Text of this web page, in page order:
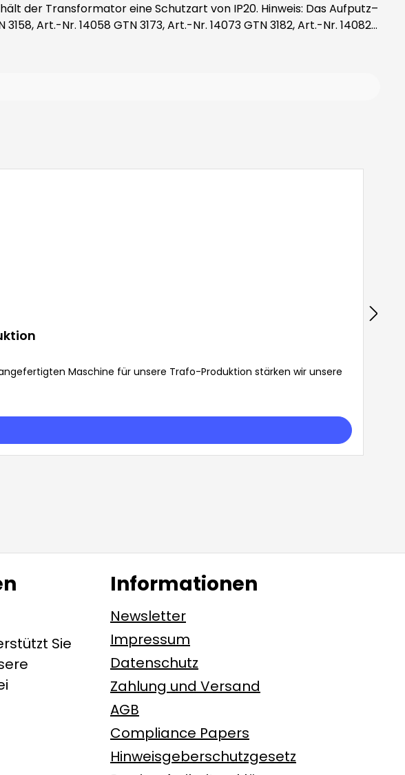
eine Schutzart von IP20. Hinweis: Das Aufputz–
Art.-Nr. 14058 GTN 3173, Art.-Nr. 14073 GTN 3182, Art.-Nr. 14082
14083
Maschine für unsere Trafo-Produktion stärken wir unsere
Sie
Informationen
Newsletter
Impressum
Datenschutz
Zahlung und Versand
AGB
Compliance Papers
Hinweisgeberschutzgesetz